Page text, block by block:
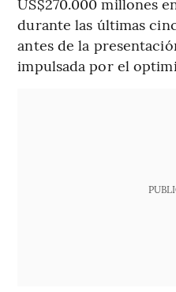
durante las últimas
antes de la
impulsada por el